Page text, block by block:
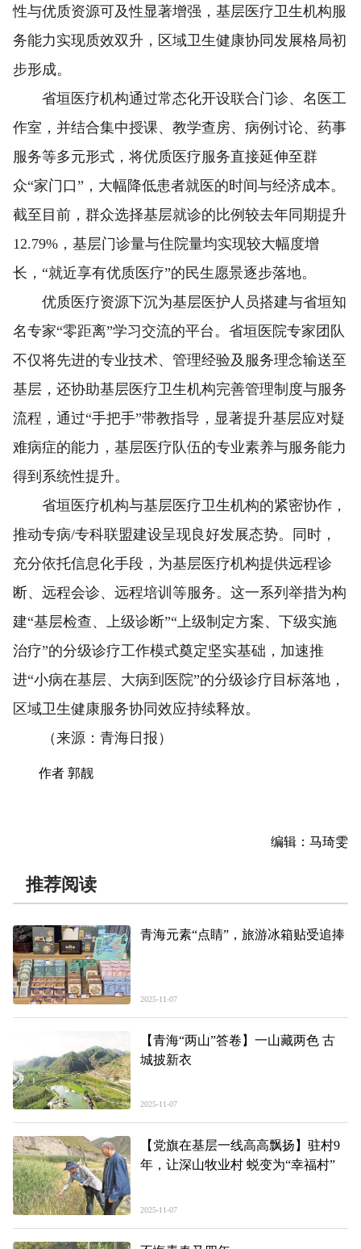
性与优质资源可及性显著增强，基层医疗卫生机构服
务能力实现质效双升，区域卫生健康协同发展格局初
步形成。
省垣医疗机构通过常态化开设联合门诊、名医工
作室，并结合集中授课、教学查房、病例讨论、药事
服务等多元形式，将优质医疗服务直接延伸至群
众“家门口”，大幅降低患者就医的时间与经济成本。
截至目前，群众选择基层就诊的比例较去年同期提升
12.79%，基层门诊量与住院量均实现较大幅度增
长，“就近享有优质医疗”的民生愿景逐步落地。
优质医疗资源下沉为基层医护人员搭建与省垣知
名专家“零距离”学习交流的平台。省垣医院专家团队
不仅将先进的专业技术、管理经验及服务理念输送至
基层，还协助基层医疗卫生机构完善管理制度与服务
流程，通过“手把手”带教指导，显著提升基层应对疑
难病症的能力，基层医疗队伍的专业素养与服务能力
得到系统性提升。
省垣医疗机构与基层医疗卫生机构的紧密协作，
推动专病/专科联盟建设呈现良好发展态势。同时，
充分依托信息化手段，为基层医疗机构提供远程诊
断、远程会诊、远程培训等服务。这一系列举措为构
建“基层检查、上级诊断”“上级制定方案、下级实施
治疗”的分级诊疗工作模式奠定坚实基础，加速推
进“小病在基层、大病到医院”的分级诊疗目标落地，
区域卫生健康服务协同效应持续释放。
（来源：青海日报）
作者 郭靓
编辑：马琦雯
推荐阅读
青海元素“点睛”，旅游冰箱贴受追捧
2025-11-07
【青海“两山”答卷】一山藏两色 古
城披新衣
2025-11-07
【党旗在基层一线高高飘扬】驻村9
年，让深山牧业村 蜕变为“幸福村”
2025-11-07